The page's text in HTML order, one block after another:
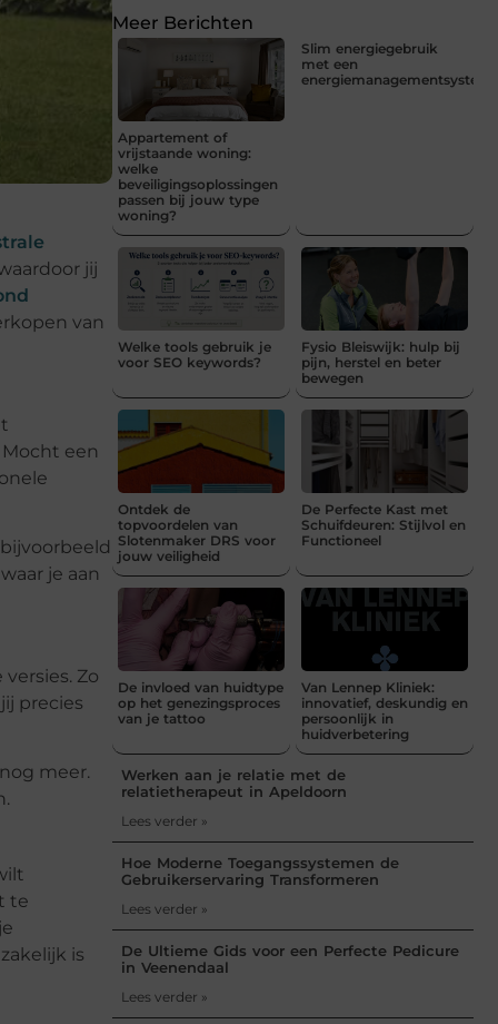
jij
van
een
je aan
Zo
precies
meer.
te
is
Meer Berichten
Appartement of
vrijstaande woning:
welke
beveiligingsoplossingen
passen bij jouw type
woning?
Slim energiegebruik
met een
Welke tools gebruik je
voor SEO keywords?
Fysio Bleiswijk: hulp bij
pijn, herstel en beter
bewegen
Ontdek de
topvoordelen van
Slotenmaker DRS voor
jouw veiligheid
De Perfecte Kast met
Schuifdeuren: Stijlvol en
Functioneel
De invloed van huidtype
op het genezingsproces
van je tattoo
Van Lennep Kliniek:
innovatief, deskundig en
persoonlijk in
huidverbetering
Werken aan je relatie met de
relatietherapeut in Apeldoorn
Lees verder »
Hoe Moderne Toegangssystemen de
Gebruikerservaring Transformeren
Lees verder »
De Ultieme Gids voor een Perfecte Pedicure
in Veenendaal
Lees verder »